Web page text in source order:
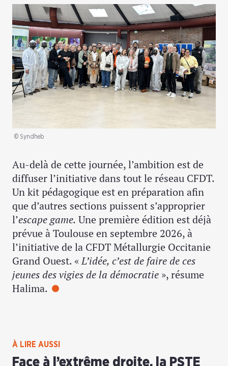
© Syndheb
Au-delà de cette journée, l’ambition est de
diffuser l’initiative dans tout le réseau CFDT.
Un kit pédagogique est en préparation afin
que d’autres sections puissent s’approprier
l’escape game. Une première édition est déjà
prévue à Toulouse en septembre 2026, à
l’initiative de la CFDT Métallurgie Occitanie
Grand Ouest. «L’idée, c’est de faire de ces
jeunes des vigies de la démocratie », résume
Halima.
À LIRE AUSSI
Face à l’extrême droite, la PSTE